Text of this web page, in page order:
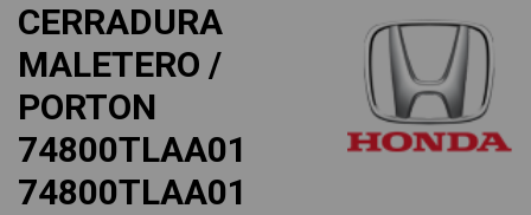
CERRADURA
MALETERO /
PORTON
74800TLAA01
74800TLAA01